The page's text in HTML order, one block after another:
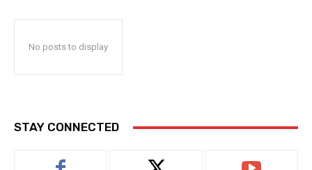
No posts to display
STAY CONNECTED